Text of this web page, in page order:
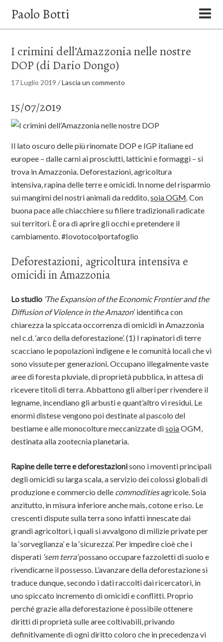
Paolo Botti
I crimini dell’Amazzonia nelle nostre
DOP (di Dario Dongo)
17 Luglio 2019 /Lascia un commento
15/07/2019
Il lato oscuro delle più rinomate DOP e IGP italiane ed
europee – dalle carni ai prosciutti, latticini e formaggi – si
trova in Amazzonia. Deforestazioni, agricoltura
intensiva, rapina delle terre e omicidi. In nome del risparmio
sui mangimi dei nostri animali da reddito,soia OGM. Con
buona pace alle chiacchiere su filiere tradizionali radicate
sui territori. È ora di aprire gli occhi e pretendere il
cambiamento. #Iovotocolportafoglio
Deforestazioni, agricoltura intensiva e
omicidi in Amazzonia
Lo studio ‘The Expansion of the Economic Frontier and the
Diffusion of Violence in the Amazon’ identifica con
chiarezza la spiccata occorrenza di omicidi in Amazzonia
nel c.d. ‘arco della deforestazione’. (1) I rapinatori di terre
scacciano le popolazioni indigene e le comunità locali che vi
sono vissute per generazioni. Occupano illegalmente vaste
aree di foresta pluviale, di proprietà pubblica, in attesa di
ricevere titoli di terra. Abbattono gli alberi per rivendere il
legname, incendiano gli arbusti e quant’altro vi residui. Le
enormi distese vengono poi destinate al pascolo del
bestiame e alle monocolture meccanizzate disoiaOGM,
destinata alla zootecnia planetaria.
Rapine delle terre e deforestazionisono i moventi principali
degli omicidi su larga scala, a servizio dei colossi globali di
produzione e commercio delle commoditiesagricole. Soia
anzitutto, in misura inferiore anche mais, cotone e riso. Le
crescenti dispute sulla terra sono infatti innescate dai
grandi agricoltori, i quali si avvalgono di milizie private per
la ‘sorveglianza’ e la ‘sicurezza’. Per impedire cioè che i
disperati ‘sem terra’possano occupare fazzoletti di suolo e
rivendicarne il possesso. L’avanzare della deforestazione si
traduce dunque, secondo i dati raccolti dai ricercatori, in
uno spiccato incremento di omicidi e conflitti. Proprio
perché grazie alla deforestazione è possibile ottenere
diritti di proprietà sulle aree coltivabili, privando
definitivamente di ogni diritto coloro che in precedenza vi